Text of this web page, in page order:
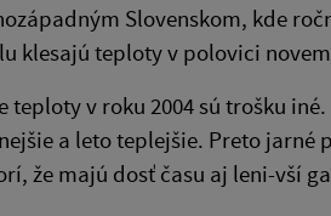
Slovenskom, kde
klesajú teploty v polovici
teploty v roku 2004 sú trošku
a leto teplejšie. Preto jarné
že majú dosť času aj leni-vší